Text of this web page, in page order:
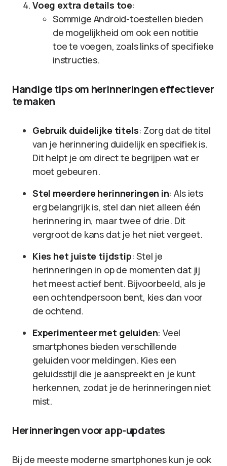
Voeg extra details toe:
Sommige Android-toestellen bieden
de mogelijkheid om ook een notitie
toe te voegen, zoals links of specifieke
instructies.
Handige tips om herinneringen effectiever
te maken
Gebruik duidelijke titels: Zorg dat de titel
van je herinnering duidelijk en specifiek is.
Dit helpt je om direct te begrijpen wat er
moet gebeuren.
Stel meerdere herinneringen in: Als iets
erg belangrijk is, stel dan niet alleen één
herinnering in, maar twee of drie. Dit
vergroot de kans dat je het niet vergeet.
Kies het juiste tijdstip: Stel je
herinneringen in op de momenten dat jij
het meest actief bent. Bijvoorbeeld, als je
een ochtendpersoon bent, kies dan voor
de ochtend.
Experimenteer met geluiden: Veel
smartphones bieden verschillende
geluiden voor meldingen. Kies een
geluidsstijl die je aanspreekt en je kunt
herkennen, zodat je de herinneringen niet
mist.
Herinneringen voor app-updates
Bij de meeste moderne smartphones kun je ook